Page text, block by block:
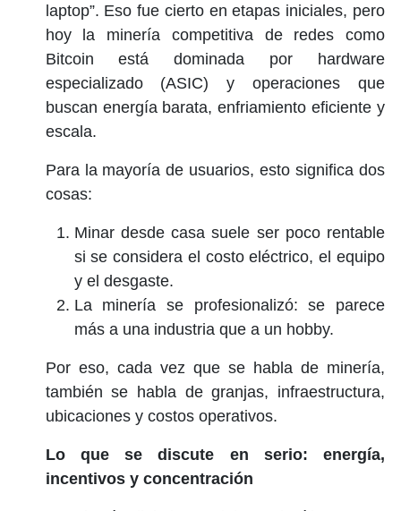
laptop”. Eso fue cierto en etapas iniciales, pero
hoy la minería competitiva de redes como
Bitcoin está dominada por hardware
especializado (ASIC) y operaciones que
buscan energía barata, enfriamiento eficiente y
escala.
Para la mayoría de usuarios, esto significa dos
cosas:
Minar desde casa suele ser poco rentable
si se considera el costo eléctrico, el equipo
y el desgaste.
La minería se profesionalizó: se parece
más a una industria que a un hobby.
Por eso, cada vez que se habla de minería,
también se habla de granjas, infraestructura,
ubicaciones y costos operativos.
Lo que se discute en serio: energía,
incentivos y concentración